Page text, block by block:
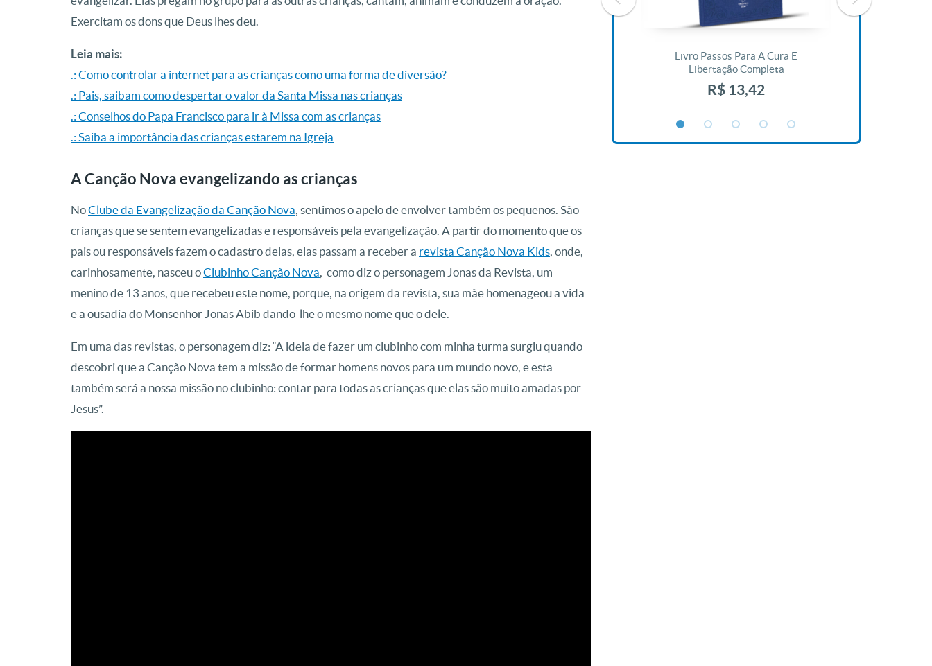
Exercitam os dons que Deus lhes deu.
Leia mais:
.: Como controlar a internet para as crianças como uma forma de diversão?
.: Pais, saibam como despertar o valor da Santa Missa nas crianças
.: Conselhos do Papa Francisco para ir à Missa com as crianças
.: Saiba a importância das crianças estarem na Igreja
A Canção Nova evangelizando as crianças
NoClube da Evangelização da Canção Nova, sentimos o apelo de envolver também os pequenos. São
crianças que se sentem evangelizadas e responsáveis pela evangelização. A partir do momento que os
pais ou responsáveis fazem o cadastro delas, elas passam a receber a revista Canção Nova Kids, onde,
carinhosamente, nasceu oClubinho Canção Nova, como diz o personagem Jonas da Revista, um
menino de 13 anos, que recebeu este nome, porque, na origem da revista, sua mãe homenageou a vida
e a ousadia do Monsenhor Jonas Abib dando-lhe o mesmo nome que o dele.
Em uma das revistas, o personagem diz: “A ideia de fazer um clubinho com minha turma surgiu quando
descobri que a Canção Nova tem a missão de formar homens novos para um mundo novo, e esta
também será a nossa missão no clubinho: contar para todas as crianças que elas são muito amadas por
Jesus”.
Livro Passos Para A Cura E
Libertação Completa
R$ 13,42